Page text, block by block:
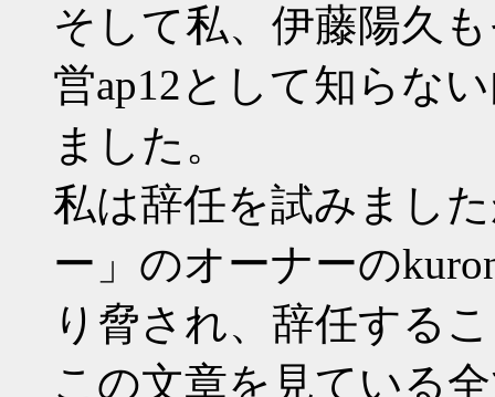
そして私、伊藤陽久
営ap12として知らな
ました。
私は辞任を試みまし
ー」のオーナーの
り脅され、辞任する
この文章を見ている